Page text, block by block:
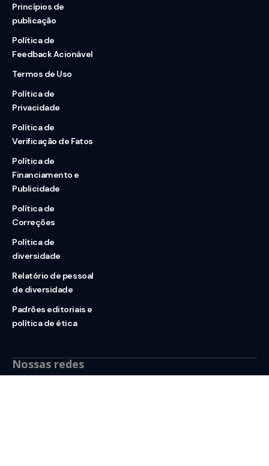
Princípios de
publicação
Política de
Feedback Acionável
Termos de Uso
Política de
Privacidade
Política de
Verificação de Fatos
Política de
Financiamento e
Publicidade
Política de
Correções
Política de
diversidade
Relatório de pessoal
de diversidade
Padrões editoriais e
política de ética
Nossas redes